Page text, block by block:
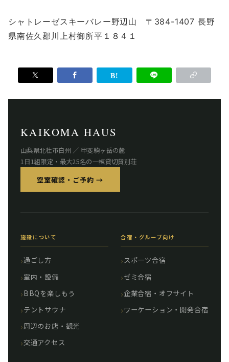
シャトレーゼスキーバレー野辺山 〒384-1407 長野
県南佐久郡川上村御所平１８４１
KAIKOMA HAUS
山梨県北杜市白州 ／ 甲斐駒ヶ岳の麓
1日1組限定・最大25名の一棟貸切貸別荘
空室確認・ご予約 →
施設について
過ごし方
室内・設備
BBQを楽しもう
テントサウナ
周辺のお店・観光
交通アクセス
合宿・グループ向け
スポーツ合宿
ゼミ合宿
企業合宿・オフサイト
ワーケーション・開発合宿